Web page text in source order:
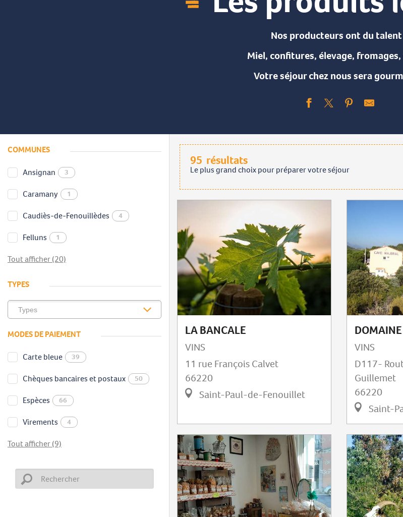
Nos producteurs ont du
Miel, confitures, élevage,
Votre séjour chez nous sera
COMMUNES
Ansignan 3
Caramany 1
Caudiès-de-Fenouillèdes 4
Felluns 1
Tout afficher (20)
TYPES
MODES DE PAIEMENT
Carte bleue 39
Chèques bancaires et postaux 50
Espèces 66
Virements 4
Tout afficher (9)
95 résultats
Le plus grand choix pour préparer votre séjour
LA BANCALE
VINS
11 rue François Calvet
66220
Saint-Paul-de-Fenouillet
VINS
D117-
Guillemet
66220
Saint-